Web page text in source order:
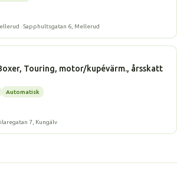
· Sapphultsgatan 6, Mellerud
Touring, motor/kupévärm., årsskatt
Automatisk
7, Kungälv